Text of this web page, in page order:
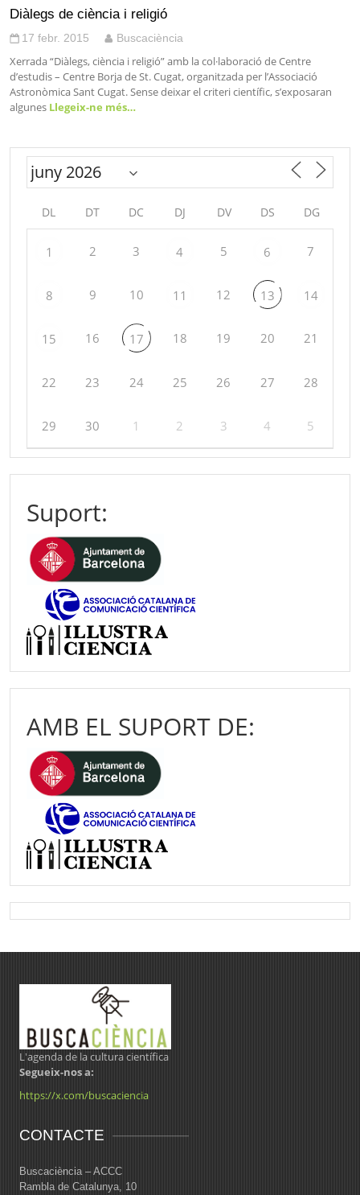
Diàlegs de ciència i religió
17 febr. 2015 Buscaciència
Xerrada “Diàlegs, ciència i religió” amb la col·laboració de Centre
d’estudis – Centre Borja de St. Cugat, organitzada per l’Associació
Astronòmica Sant Cugat. Sense deixar el criteri científic, s’exposaran
algunes Llegeix-ne més…
DL DT DC DJ DV DS DG
1 2 3 4 5 6 7
8 9 10 11 12 13 14
15 16 17 18 19 20 21
22 23 24 25 26 27 28
29 30 1 2 3 4 5
Suport:
AMB EL SUPORT DE:
L'agenda de la cultura científica
Segueix-nos a:
https://x.com/buscaciencia
CONTACTE
Buscaciència – ACCC
Rambla de Catalunya, 10